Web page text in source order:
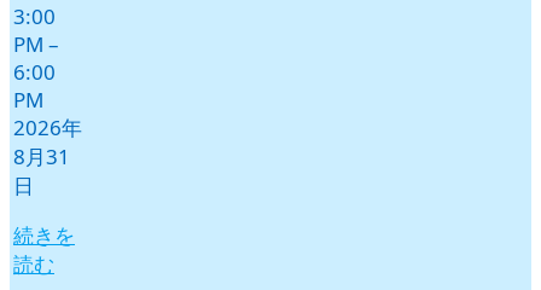
3:00
PM –
6:00
PM
2026年
8月31
日
続きを
読む